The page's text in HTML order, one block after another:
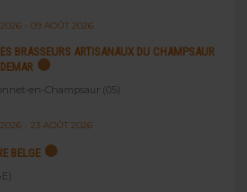
- 09 AOÛT 2026
BRASSEURS ARTISANAUX DU CHAMPSAUR
en-Champsaur (05)
- 23 AOÛT 2026
BELGE